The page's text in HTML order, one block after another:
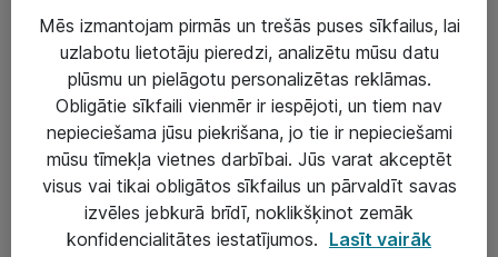
Risinājumi & Pakalpojumi
IT serviss un atbalsts
IT infrastruktūra
Darba vietu IT risinājumi
Serveri un datu centri
Mēs izmantojam pirmās un trešās puses sīkfailus, lai
uzlabotu lietotāju pieredzi, analizētu mūsu datu
plūsmu un pielāgotu personalizētas reklāmas.
Obligātie sīkfaili vienmēr ir iespējoti, un tiem nav
nepieciešama jūsu piekrišana, jo tie ir nepieciešami
mūsu tīmekļa vietnes darbībai. Jūs varat akceptēt
visus vai tikai obligātos sīkfailus un pārvaldīt savas
izvēles jebkurā brīdī, noklikšķinot zemāk
konfidencialitātes iestatījumos. Lasīt vairāk